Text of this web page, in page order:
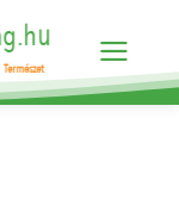
Természet